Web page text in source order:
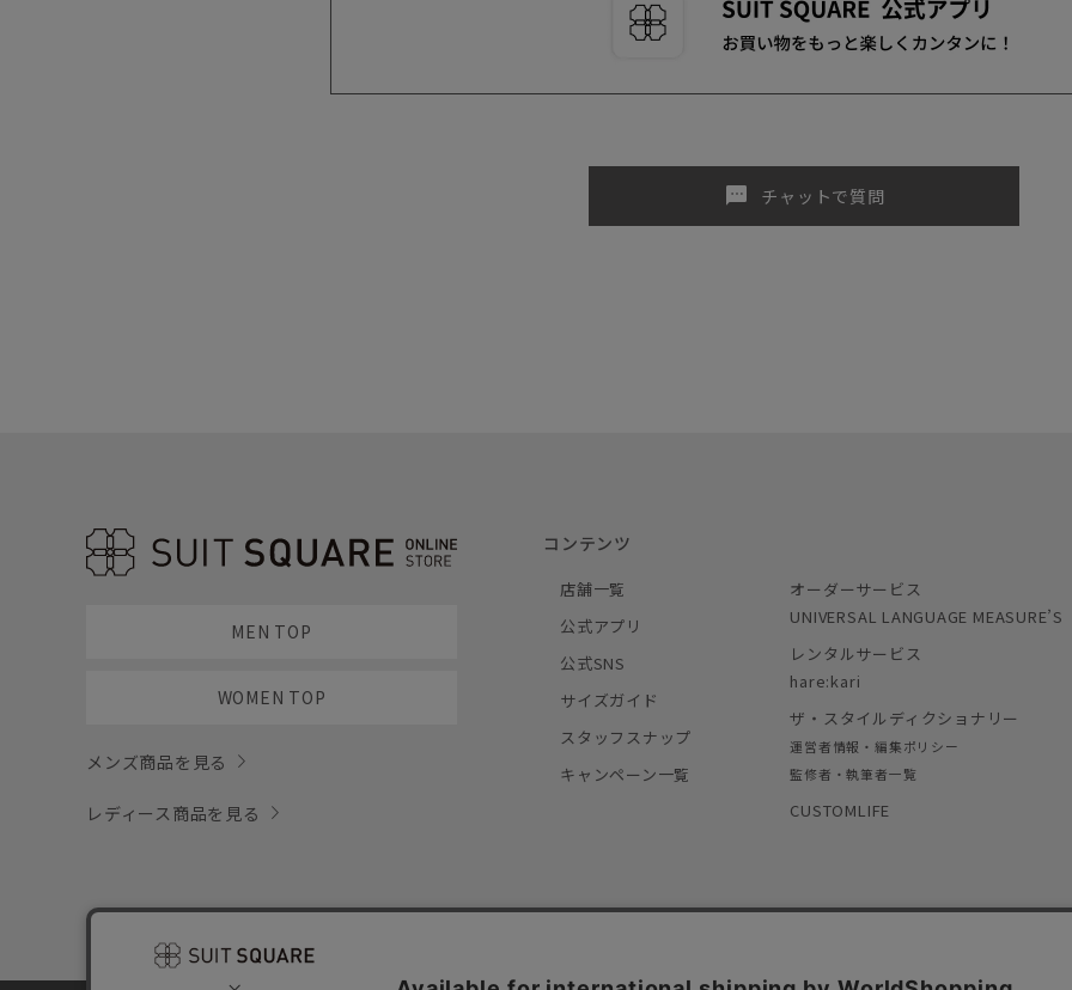
sms チャットで質問
MEN TOP
WOMEN TOP
メンズ商品を見る
レディース商品を見る
コンテンツ
店舗一覧
公式アプリ
公式SNS
サイズガイド
スタッフスナップ
キャンペーン一覧
オーダーサービス
UNIVERSAL LANGUAGE MEASURE’S
レンタルサービス
hare:kari
ザ・スタイルディクショナリー
運営者情報・編集ポリシー
監修者・執筆者一覧
CUSTOMLIFE